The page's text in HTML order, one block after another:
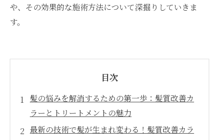
や、その効果的な施術方法について深掘りしていきま
す。
目次
髪の悩みを解消するための第一歩：髪質改善カ
ラーとトリートメントの魅力
最新の技術で髪が生まれ変わる！髪質改善カラ